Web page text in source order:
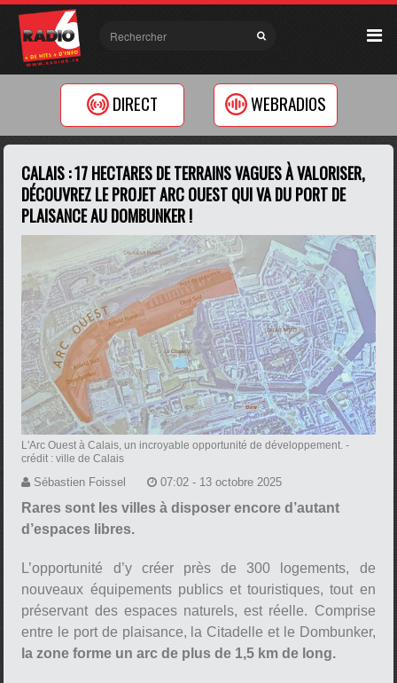
DIRECT WEBRADIOS
CALAIS : 17 HECTARES DE TERRAINS VAGUES À VALORISER,
DÉCOUVREZ LE PROJET ARC OUEST QUI VA DU PORT DE
PLAISANCE AU DOMBUNKER !
L'Arc Ouest à Calais, un incroyable opportunité de développement. -
crédit : ville de Calais
Sébastien Foissel 07:02 - 13 octobre 2025
Rares sont les villes à disposer encore d’autant
d’espaces libres.
L’opportunité d’y créer près de 300 logements, de
nouveaux équipements publics et touristiques, tout en
préservant des espaces naturels, est réelle. Comprise
entre le port de plaisance, la Citadelle et le Dombunker,
la zone forme un arc de plus de 1,5 km de long.